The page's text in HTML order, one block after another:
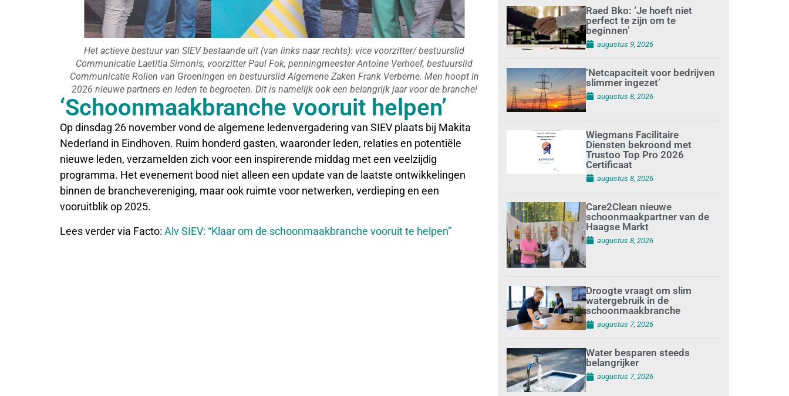
Het actieve bestuur van SIEV bestaande uit (van links naar rechts): vice voorzitter/ bestuurslid
Communicatie Laetitia Simonis, voorzitter Paul Fok, penningmeester Antoine Verhoef, bestuurslid
Communicatie Rolien van Groeningen en bestuurslid Algemene Zaken Frank Verberne. Men hoopt in
2026 nieuwe partners en leden te begroeten. Dit is namelijk ook een belangrijk jaar voor de branche!
‘Schoonmaakbranche vooruit helpen’
Op dinsdag 26 november vond de algemene ledenvergadering van SIEV plaats bij Makita
Nederland in Eindhoven. Ruim honderd gasten, waaronder leden, relaties en potentiële
nieuwe leden, verzamelden zich voor een inspirerende middag met een veelzijdig
programma. Het evenement bood niet alleen een update van de laatste ontwikkelingen
binnen de branchevereniging, maar ook ruimte voor netwerken, verdieping en een
vooruitblik op 2025.
Lees verder via Facto: Alv SIEV: “Klaar om de schoonmaakbranche vooruit te helpen”
Raed Bko: ‘Je hoeft niet
perfect te zijn om te
beginnen’
augustus 9, 2026
‘Netcapaciteit voor bedrijven
slimmer ingezet’
augustus 8, 2026
Wiegmans Facilitaire
Diensten bekroond met
Trustoo Top Pro 2026
Certificaat
augustus 8, 2026
Care2Clean nieuwe
schoonmaakpartner van de
Haagse Markt
augustus 8, 2026
Droogte vraagt om slim
watergebruik in de
schoonmaakbranche
augustus 7, 2026
Water besparen steeds
belangrijker
augustus 7, 2026